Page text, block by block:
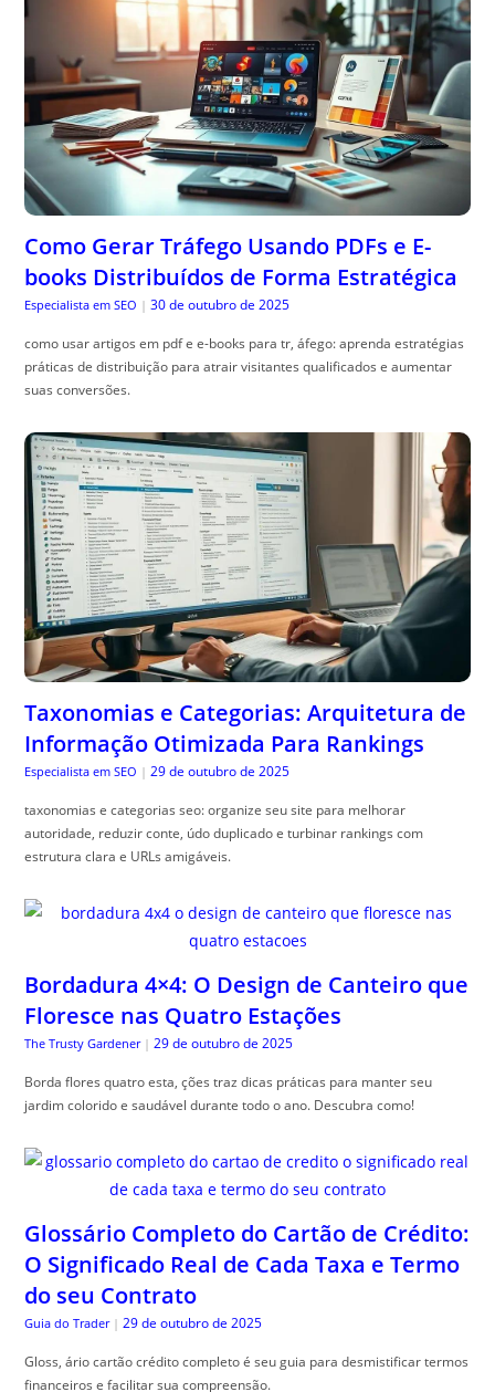
Como Gerar Tráfego Usando PDFs e E-
books Distribuídos de Forma Estratégica
Especialista em SEO | 30 de outubro de 2025
como usar artigos em pdf e e-books para tr, áfego: aprenda estratégias
práticas de distribuição para atrair visitantes qualificados e aumentar
suas conversões.
Taxonomias e Categorias: Arquitetura de
Informação Otimizada Para Rankings
Especialista em SEO | 29 de outubro de 2025
taxonomias e categorias seo: organize seu site para melhorar
autoridade, reduzir conte, údo duplicado e turbinar rankings com
estrutura clara e URLs amigáveis.
Bordadura 4×4: O Design de Canteiro que
Floresce nas Quatro Estações
The Trusty Gardener | 29 de outubro de 2025
Borda flores quatro esta, ções traz dicas práticas para manter seu
jardim colorido e saudável durante todo o ano. Descubra como!
Glossário Completo do Cartão de Crédito:
O Significado Real de Cada Taxa e Termo
do seu Contrato
Guia do Trader | 29 de outubro de 2025
Gloss, ário cartão crédito completo é seu guia para desmistificar termos
financeiros e facilitar sua compreensão.